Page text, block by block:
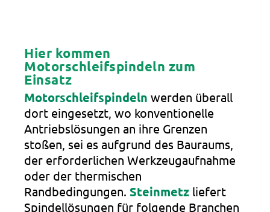
Hier kommen
Motorschleifspindeln zum
Einsatz
Motorschleifspindeln werden überall
dort eingesetzt, wo konventionelle
Antriebslösungen an ihre Grenzen
stoßen, sei es aufgrund des Bauraums,
der erforderlichen Werkzeugaufnahme
oder der thermischen
Randbedingungen. Steinmetz liefert
Spindellösungen für folgende Branchen